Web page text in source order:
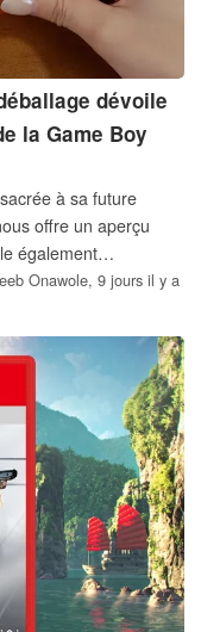
dévoile
la Game Boy
à sa future
offre un aperçu
également
caractéristiques
Onawole, 9 jours il y a